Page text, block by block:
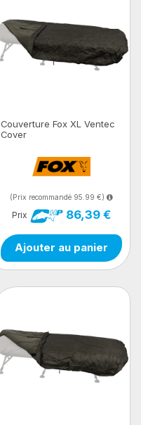
Couverture Fox XL Ventec
Cover
(Prix recommandé 95.99 €)
Prix 86,39 €
Ajouter au panier